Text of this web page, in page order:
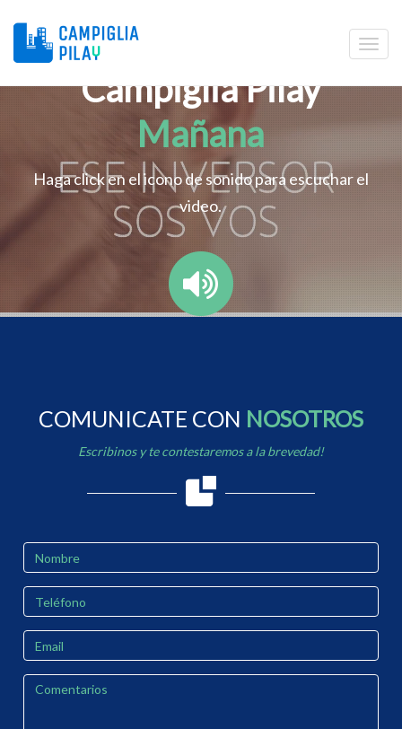
Campiglia Pilay
Mañana
Haga click en el icono de sonido para escuchar el
video.
COMUNICATE CON NOSOTROS
Escribinos y te contestaremos a la brevedad!